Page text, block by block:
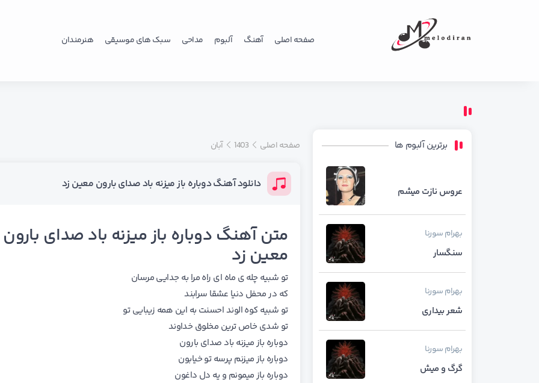
صفحه اصلی آهنگ آلبوم مداحی سبک های موسیقی هنرمندان
برترین آلبوم ها
عروس نازت میشم
بهرامسورنا
سنگسار
بهرامسورنا
شعر بیداری
بهرامسورنا
گرگ و میش
صفحه اصلی 1403 آبان
دانلود آهنگ دوباره باز میزنه باد صدای بارون معین زد
متن آهنگ دوباره باز میزنه باد صدای بارون
معین زد
تو شبیه چله ی ماه ای راه مرا به جدایی مرسان
که در محفل دنیا عشقا سرابند
تو شبیه کوه الوند احسنت به این همه زیبایی تو
تو شدی خاص ترین مخلوق خداوند
دوباره باز میزنه باد صدای بارون
دوباره باز میزنم پرسه تو خیابون
دوباره باز میمونم و یه دل داغون